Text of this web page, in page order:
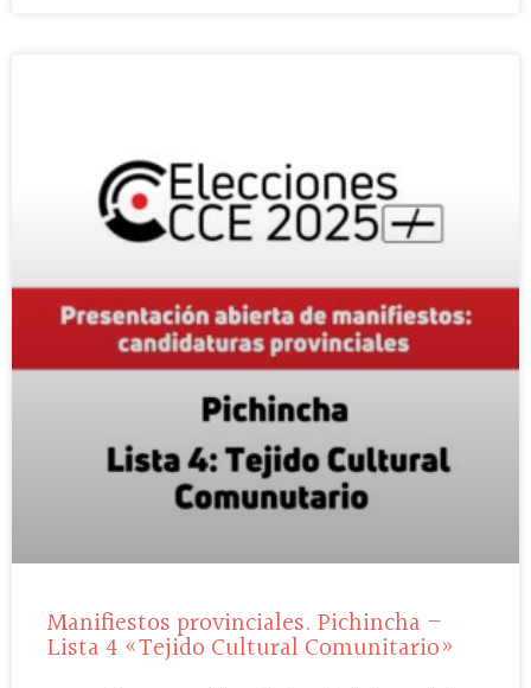
Manifiestos provinciales. Pichincha –
Lista 4 «Tejido Cultural Comunitario»